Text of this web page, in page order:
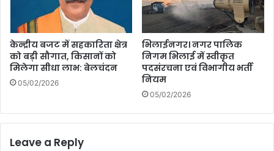
केन्द्रीय बजट में सहकारिता क्षेत्र
को बड़ी सौगात, किसानों को
मिलेगा सीधा लाभ: बेलचंदन
05/02/2026
भिलाईनगर। नगर पालिक
निगम भिलाई में स्वीकृत
पदसंरचना एवं विभागीय भर्ती
नियम
05/02/2026
Leave a Reply